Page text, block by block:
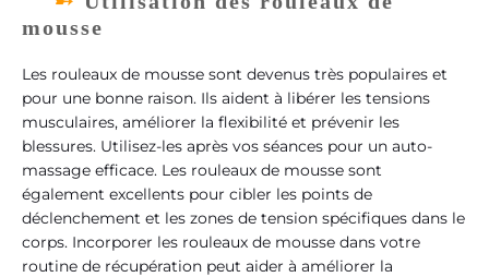
mousse
Les rouleaux de mousse sont devenus très populaires et
pour une bonne raison. Ils aident à libérer les tensions
musculaires, améliorer la flexibilité et prévenir les
blessures. Utilisez-les après vos séances pour un auto-
massage efficace. Les rouleaux de mousse sont
également excellents pour cibler les points de
déclenchement et les zones de tension spécifiques dans le
corps. Incorporer les rouleaux de mousse dans votre
routine de récupération peut aider à améliorer la